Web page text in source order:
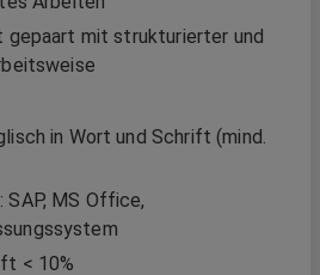
gepaart mit strukturierter und
in Wort und Schrift (mind.
SAP, MS Office,
< 10%